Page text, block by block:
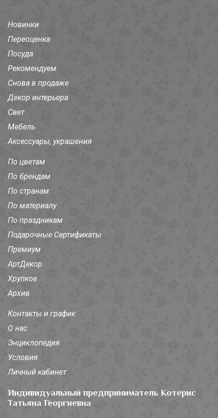
Новинки
Переоценка
Посуда
Рекомендуем
Снова в продаже
Декор интерьера
Свет
Мебель
Аксессуары, украшения
По цветам
По брендам
По странам
По материалу
По праздникам
Подарочные Сертификаты
Премиум
АртДекор
Хрупкое
Архив
Контакты и график
О нас
Энциклопедия
Условия
Личный кабинет
Индивидуальный предприниматель Котерис
Татьяна Георгиевна